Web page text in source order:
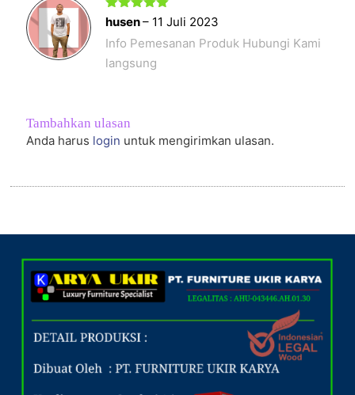
Dinilai5
dari 5
husen– 11 Juli 2023
Info Pemesanan Produk Hubungi Kami
langsung
Tambahkan ulasan
Anda harus login untuk mengirimkan ulasan.